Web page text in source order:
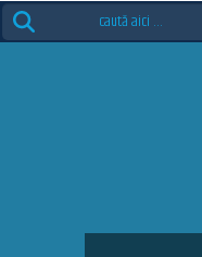
Search
for: